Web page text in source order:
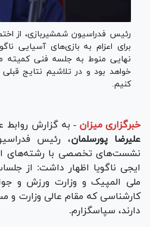
برای اعزام به بازی‌های آسیایی
نهایی منوط به جلسه فنی کمیته
خواهد بود و در تلاشیم نتایج قبلی
کنیم.
خبرگزاری میزان - به گزارش روابط
علیرضا پورسلمان، رئیس
نشست‌های تخصصی با رشته‌های
ایجی ناگویا اظهار داشت: از
ملی المپیک و وزارت ورزش و
کارشناسی که مقام عالی وزارت و
دارند، سپاسگزارم.